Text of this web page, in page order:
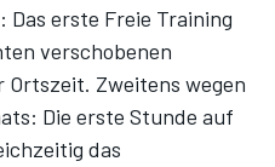
Das erste Freie Training
verschobenen
Ortszeit. Zweitens wegen
Die erste Stunde auf
das